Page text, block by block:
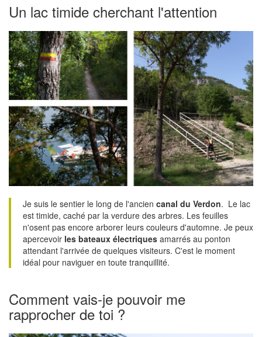
Un lac timide cherchant l'attention
Je suis le sentier le long de l'ancien canal du Verdon. Le lac
est timide, caché par la verdure des arbres. Les feuilles
n'osent pas encore arborer leurs couleurs d'automne. Je peux
apercevoir les bateaux électriques amarrés au ponton
attendant l'arrivée de quelques visiteurs. C'est le moment
idéal pour naviguer en toute tranquillité.
Comment vais-je pouvoir me
rapprocher de toi ?